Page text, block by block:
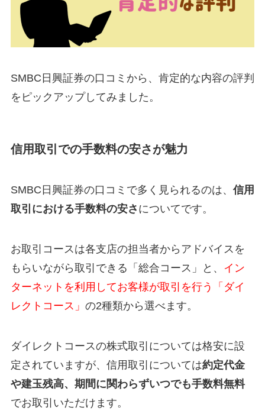
SMBC日興証券の口コミから、肯定的な内容の評判
をピックアップしてみました。
信用取引での手数料の安さが魅力
SMBC日興証券の口コミで多く見られるのは、 信用
取引における手数料の安さ についてです。
お取引コースは各支店の担当者からアドバイスを
もらいながら取引できる「総合コース」と、
イン
ターネットを利用してお客様が取引を行う「ダイ
レクトコース」 の2種類から選べます。
ダイレクトコースの株式取引については格安に設
定されていますが、信用取引については約定代金
や建玉残高、期間に関わらずいつでも手数料無料
でお取引いただけます。